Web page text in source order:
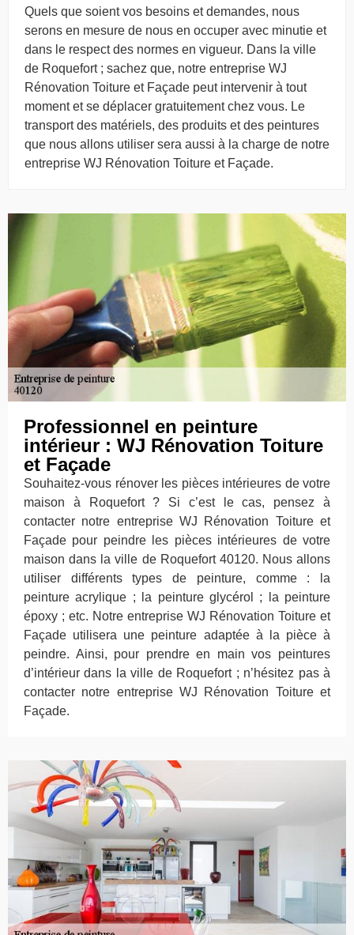
Quels que soient vos besoins et demandes, nous
serons en mesure de nous en occuper avec minutie et
dans le respect des normes en vigueur. Dans la ville
de Roquefort ; sachez que, notre entreprise WJ
Rénovation Toiture et Façade peut intervenir à tout
moment et se déplacer gratuitement chez vous. Le
transport des matériels, des produits et des peintures
que nous allons utiliser sera aussi à la charge de notre
entreprise WJ Rénovation Toiture et Façade.
Professionnel en peinture
intérieur : WJ Rénovation Toiture
et Façade
Souhaitez-vous rénover les pièces intérieures de votre
maison à Roquefort ? Si c’est le cas, pensez à
contacter notre entreprise WJ Rénovation Toiture et
Façade pour peindre les pièces intérieures de votre
maison dans la ville de Roquefort 40120. Nous allons
utiliser différents types de peinture, comme : la
peinture acrylique ; la peinture glycérol ; la peinture
époxy ; etc. Notre entreprise WJ Rénovation Toiture et
Façade utilisera une peinture adaptée à la pièce à
peindre. Ainsi, pour prendre en main vos peintures
d’intérieur dans la ville de Roquefort ; n’hésitez pas à
contacter notre entreprise WJ Rénovation Toiture et
Façade.